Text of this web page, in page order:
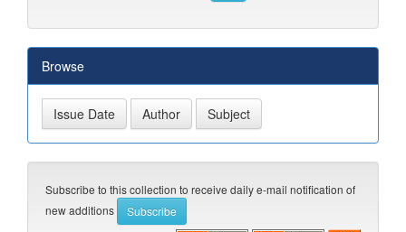
Browse
Subscribe to this collection to receive daily e-mail notification of
new additions